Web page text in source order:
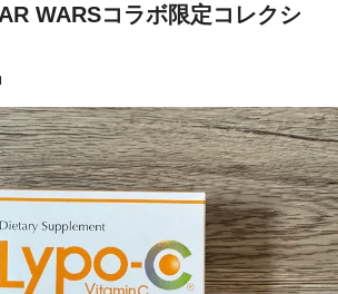
WARSコラボ限定コレクシ